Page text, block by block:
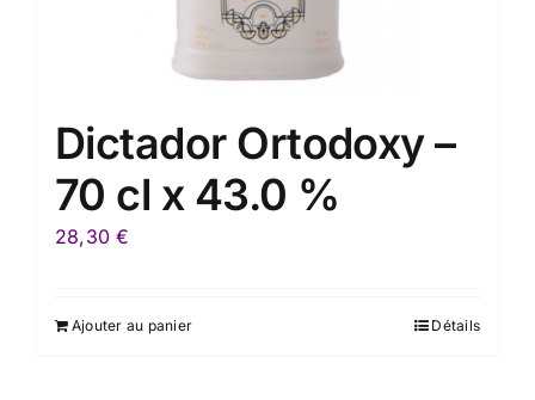
Dictador Ortodoxy –
70 cl x 43.0 %
28,30€
Ajouter au panier Détails